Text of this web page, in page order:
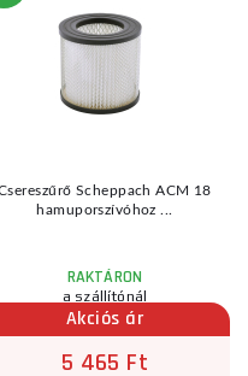
Scheppach ACM 18
hamuporszívóhoz ...
RAKTÁRON
a szállítónál
Akciós ár
5 465 Ft